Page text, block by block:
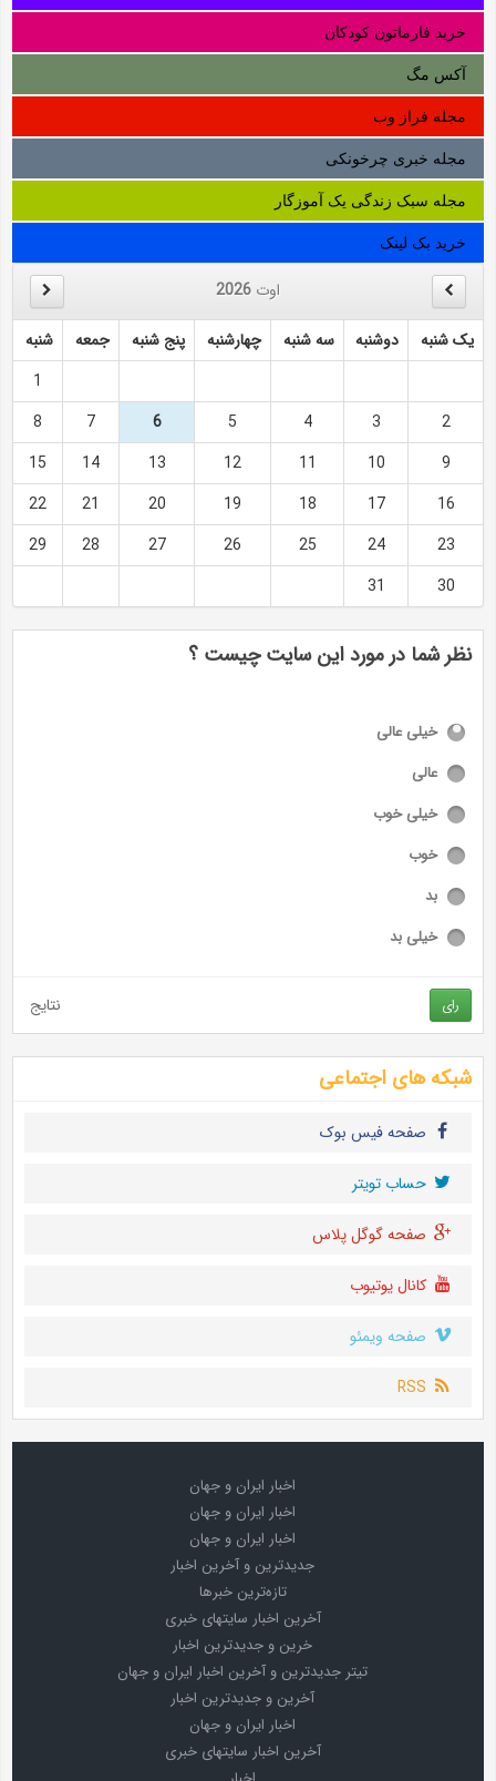
خرید فارماتون کودکان
آکس مگ
مجله فراز وب
مجله خبری چرخونکی
مجله سبک زندگی یک آموزگار
خرید بک لینک
اوت 2026
یک شنبه دوشنبه سه شنبه چهارشنبه پنج شنبه جمعه
شنبه
1
2
3
4
5
6
7
8
9
10
11
12
13
14
15
16
17
18
19
20
21
22
23
24
25
26
27
28
29
30
31
نظر شما در مورد این سایت چیست ؟
خیلی عالی
عالی
خیلی خوب
خوب
بد
خیلی بد
رای نتایج
شبکه های اجتماعی
صفحه فیس بوک
حساب تويتر
صفحه گوگل پلاس
کانال یوتیوب
صفحه ویمئو
RSS
اخبار ایران و جهان
اخبار ایران و جهان
اخبار ایران و جهان
جدیدترین و آخرین اخبار
تازه‌ترین خبرها
آخرین اخبار سایتهای خبری
خرین و جدیدترین اخبار
تیتر جدیدترین و آخرین اخبار ایران و جهان
آخرین و جدیدترین اخبار
اخبار ایران و جهان
آخرین اخبار سایتهای خبری